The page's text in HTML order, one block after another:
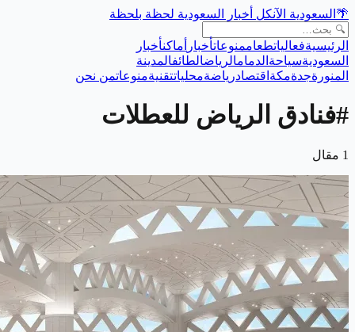
🌴 السعودية الآنكل أخبار السعودية لحظة بلحظة
الرئيسيةفعالياتطعاممنوعاتأخبار أماكنأخبار
السعوديةسياحة الدمامالرياضالطائفالمدينة
المنورةجدةمكة اقتصادرياضةمحلياتتقنيةمنوعاتمن نحن
#فنادق الرياض للعطلات
1 مقال